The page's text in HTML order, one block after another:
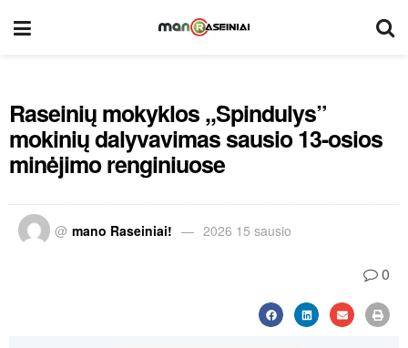
Raseinių mokyklos ,,Spindulys”
mokinių dalyvavimas sausio 13-osios
minėjimo renginiuose
@ mano Raseiniai! 2026 15 sausio
0